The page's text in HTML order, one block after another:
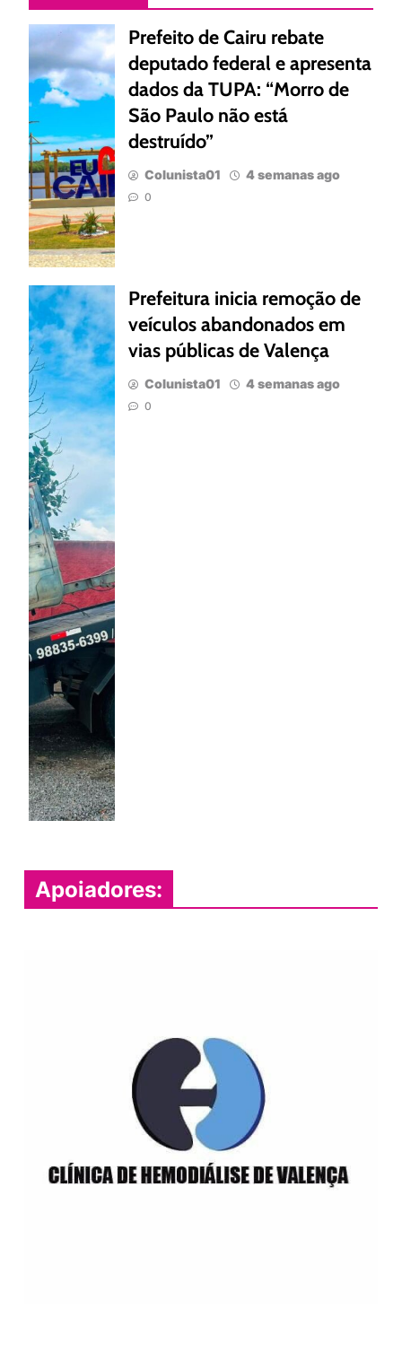
Apoiadores:
Prefeito de Cairu rebate
deputado federal e apresenta
dados da TUPA: “Morro de
São Paulo não está
destruído”
Colunista01 4 semanas ago
0
Prefeitura inicia remoção de
veículos abandonados em
vias públicas de Valença
Colunista01 4 semanas ago
0